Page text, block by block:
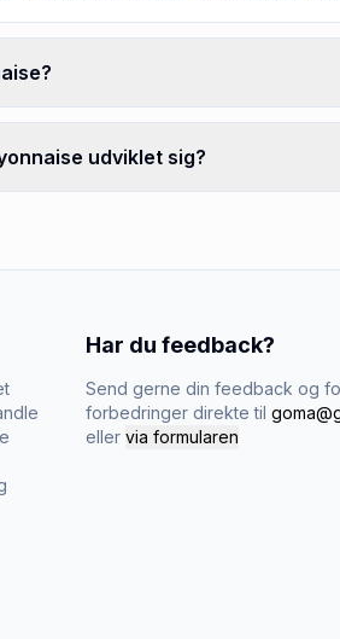
udviklet sig?
Har du feedback?
Send gerne din feedback og
forbedringer direkte til
eller via formularen